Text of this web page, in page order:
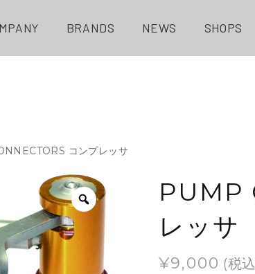
BRANDS NEWS SHOPS
コンプレッサ
PUMP
レッサ
¥9,000 (税込